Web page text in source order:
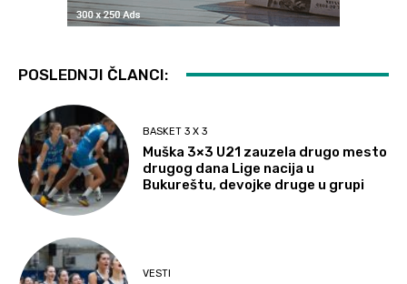
POSLEDNJI ČLANCI:
BASKET 3 X 3
Muška 3×3 U21 zauzela drugo mesto
drugog dana Lige nacija u
Bukureštu, devojke druge u grupi
VESTI